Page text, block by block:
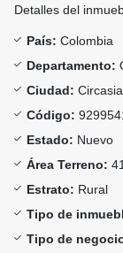
Detalles del
País: Colombia
Departamento:
Ciudad: Circasia
Código:
Estado: Nuevo
Área Terreno:
Estrato: Rural
Tipo de
Tipo de